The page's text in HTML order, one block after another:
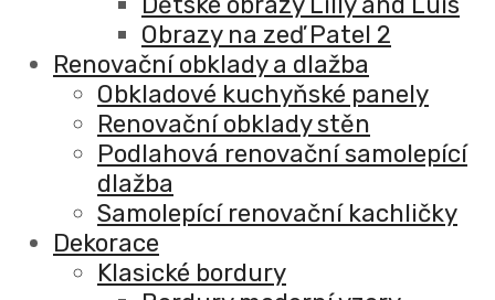
Obrazy na zeď Patel 2
Renovační obklady a dlažba
Obkladové kuchyňské panely
Renovační obklady stěn
Podlahová renovační samolepící
dlažba
Samolepící renovační kachličky
Dekorace
Klasické bordury